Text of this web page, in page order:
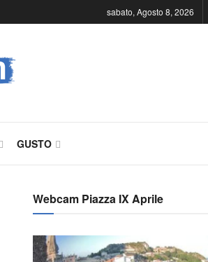
sabato, Agosto 8, 2026
GUSTO
Webcam Piazza IX Aprile